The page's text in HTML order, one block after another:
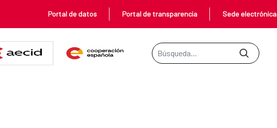
Portal de datos Portal de transparencia Sede electrónica
Barra de búsqueda